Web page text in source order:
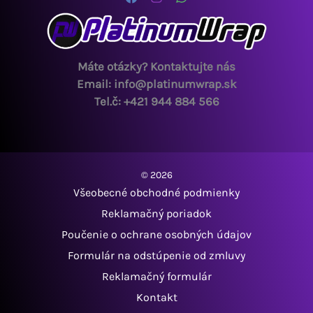
môžete
vybrať
na
stránke
produktu.
Máte otázky? Kontaktujte nás
Email: info@platinumwrap.sk
Tel.č: +421 944 884 566
© 2026
Všeobecné obchodné podmienky
Reklamačný poriadok
Poučenie o ochrane osobných údajov
Formulár na odstúpenie od zmluvy
Reklamačný formulár
Kontakt